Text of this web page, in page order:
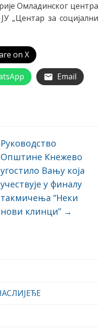
Омладинског центра
„Центар за социјални
on X
Email
Руководство
Општине Кнежево
угостило Вању која
учествује у финалу
такмичења “Неки
нови клинци” →